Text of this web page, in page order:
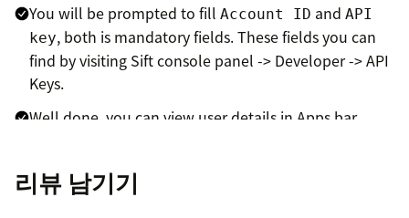
You will be prompted to fill Account ID and API
key, both is mandatory fields. These fields you can
find by visiting Sift console panel -> Developer -> API
Keys.
Well done, you can view user details in Apps bar.
리뷰 남기기